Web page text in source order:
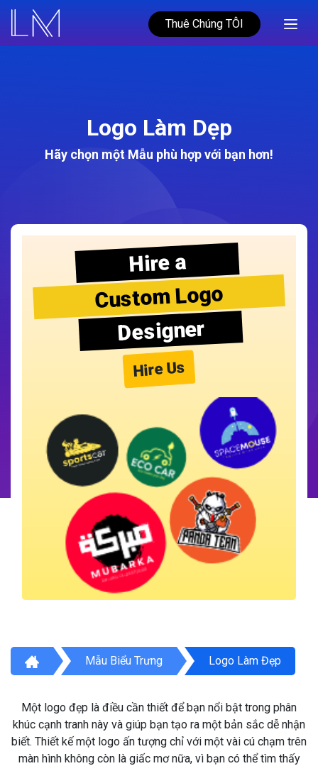
Thuê Chúng TÔI
Logo Làm Dẹp
Hãy chọn một Mẫu phù hợp với bạn hơn!
Hire a
Custom Logo
Designer
Hire Us
Mẫu Biểu Trưng Logo Làm Đẹp
Một logo đẹp là điều cần thiết để bạn nổi bật trong phân
khúc cạnh tranh này và giúp bạn tạo ra một bản sắc dễ nhận
biết. Thiết kế một logo ấn tượng chỉ với một vài cú chạm trên
màn hình không còn là giấc mơ nữa, vì bạn có thể tìm thấy